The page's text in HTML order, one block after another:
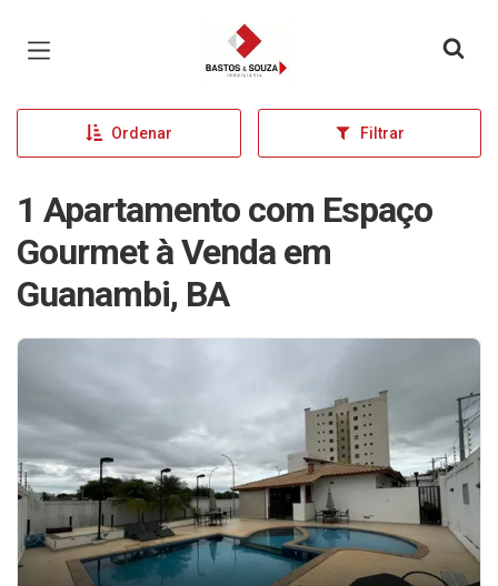
Página inicial
Ordenar Filtrar
1 Apartamento com Espaço
Gourmet à Venda em
Guanambi, BA